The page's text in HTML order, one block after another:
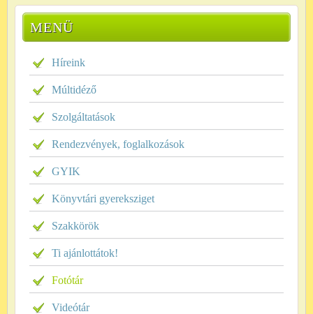
MENÜ
Híreink
Múltidéző
Szolgáltatások
Rendezvények, foglalkozások
GYIK
Könyvtári gyereksziget
Szakkörök
Ti ajánlottátok!
Fotótár
Videótár